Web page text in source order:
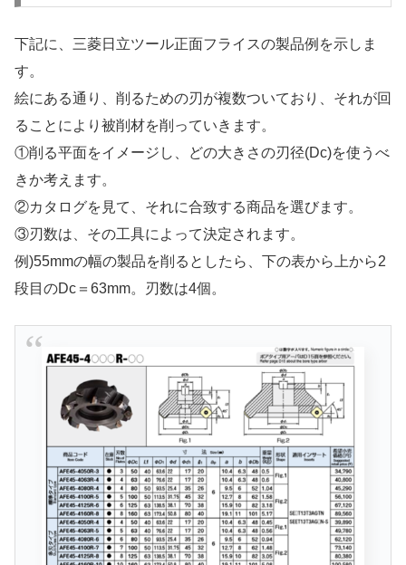
下記に、三菱日立ツール正面フライスの製品例を示しま
す。
絵にある通り、削るための刃が複数ついており、それが回
ることにより被削材を削っていきます。
①削る平面をイメージし、どの大きさの刃径(Dc)を使うべ
きか考えます。
②カタログを見て、それに合致する商品を選びます。
③刃数は、その工具によって決定されます。
例)55mmの幅の製品を削るとしたら、下の表から上から2
段目のDc＝63mm。刃数は4個。